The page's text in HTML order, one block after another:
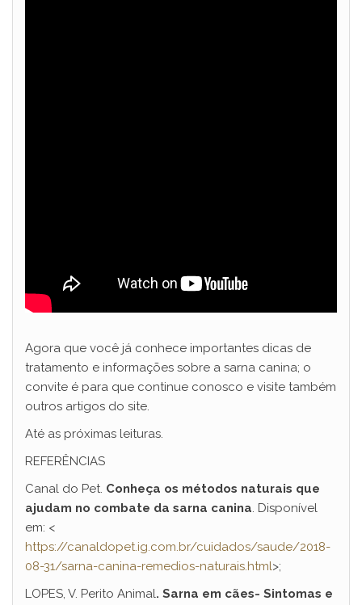
Agora que você já conhece importantes dicas de
tratamento e informações sobre a sarna canina; o
convite é para que continue conosco e visite também
outros artigos do site.
Até as próximas leituras.
REFERÊNCIAS
Canal do Pet. Conheça os métodos naturais que
ajudam no combate da sarna canina. Disponível
em: <
https://canaldopet.ig.com.br/cuidados/saude/2018-
08-31/sarna-canina-remedios-naturais.html>;
LOPES, V. Perito Animal. Sarna em cães- Sintomas e